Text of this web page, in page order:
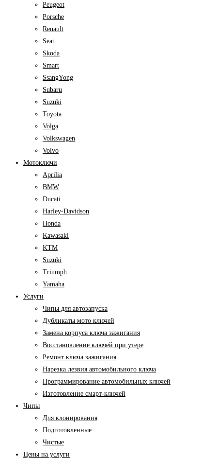
Peugeot
Porsche
Renault
Seat
Skoda
Smart
SsangYong
Subaru
Suzuki
Toyota
Volga
Volkswagen
Volvo
Мотоключи
Aprilia
BMW
Ducati
Harley-Davidson
Honda
Kawasaki
KTM
Suzuki
Triumph
Yamaha
Услуги
Чипы для автозапуска
Дубликаты мото ключей
Замена корпуса ключа зажигания
Восстановление ключей при утере
Ремонт ключа зажигания
Нарезка лезвия автомобильного ключа
Программирование автомобильных ключей
Изготовление смарт-ключей
Чипы
Для клонирования
Подготовленные
Чистые
Цены на услуги